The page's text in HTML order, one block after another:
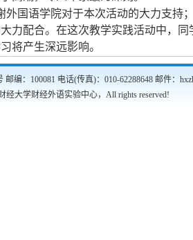
国语学院对于本次活动的大力支持
力配合。在这次教学实践活动中，
将产生深远影响。
编：100081 电话(传真)：010-62288648 邮件：
经大学财经外语实验中心，All rights reserved!